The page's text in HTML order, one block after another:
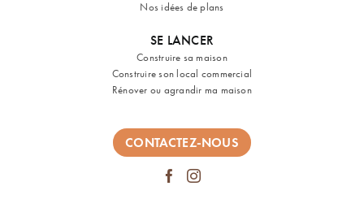
Nos idées de plans
SE LANCER
Construire sa maison
Construire son local commercial
Rénover ou agrandir ma maison
CONTACTEZ-NOUS